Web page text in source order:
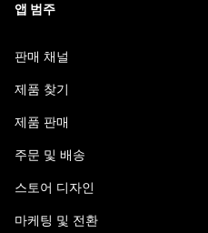
앱 범주
판매 채널
제품 찾기
제품 판매
주문 및 배송
스토어 디자인
마케팅 및 전환